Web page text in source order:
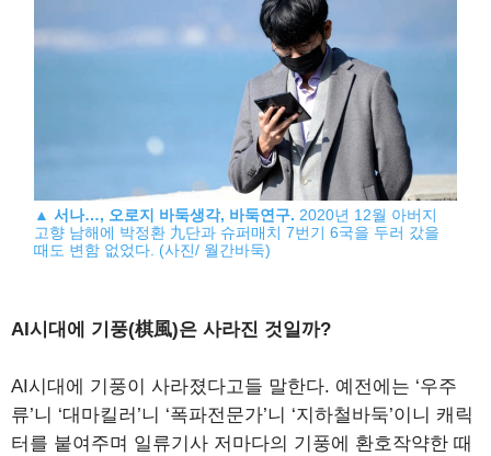
▲서나…, 오로지 바둑생각, 바둑연구. 2020년 12월 아버지
고향 남해에 박정환 九단과 슈퍼매치 7번기 6국을 두러 갔을
때도 변함 없었다. (사진/ 월간바둑)
AI시대에 기풍(棋風)은 사라진 것일까?
AI시대에 기풍이 사라졌다고들 말한다. 예전에는 ‘우주
류’니 ‘대마킬러’니 ‘폭파전문가’니 ‘지하철바둑’이니 캐릭
터를 붙여주며 일류기사 저마다의 기풍에 환호작약한 때